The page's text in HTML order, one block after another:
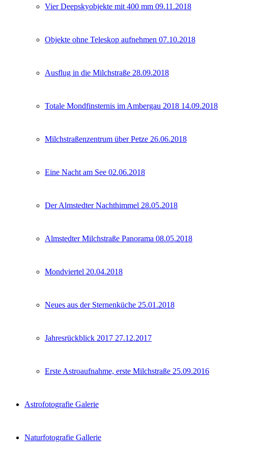
Vier Deepskyobjekte mit 400 mm 09.11.2018
Objekte ohne Teleskop aufnehmen 07.10.2018
Ausflug in die Milchstraße 28.09.2018
Totale Mondfinsternis im Ambergau 2018 14.09.2018
Milchstraßenzentrum über Petze 26.06.2018
Eine Nacht am See 02.06.2018
Der Almstedter Nachthimmel 28.05.2018
Almstedter Milchstraße Panorama 08.05.2018
Mondviertel 20.04.2018
Neues aus der Sternenküche 25.01.2018
Jahresrückblick 2017 27.12.2017
Erste Astroaufnahme, erste Milchstraße 25.09.2016
Astrofotografie Galerie
Naturfotografie Gallerie